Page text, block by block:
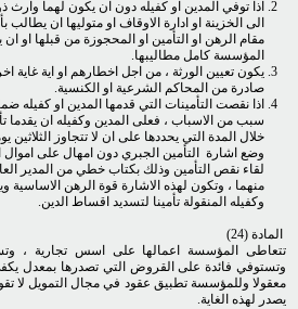
اذا توفي المدين او كفيله دون ان يكون لهما وارث
الى الخزينة او ادارة الاوقاف او متوليها ان
مقام الرهن او التأمين او المحجوزة من قبلها او
المؤسسة كامل مطاليبها.
يكون تعيين الورثة ، من اجل اخطارهم او اية
صادرة من المحاكم الشرعية او الكنسية.
اذا نقصت التأمينات التي قدمها المدين او كفيله
سبب من الاسباب ، فعلى المدين وكفيله ان يقدما
خلال المدة التي يحددها على ان لا تتجاوز
وضع اشارة التأمين الجبري دون امهال على اموال
لقاء نقص التأمين وذلك بكتاب خطي من المدير
منهما ، وتكون لهذه الاشارة قوة الرهن
وكفيله المنقولة تأمينا لتسديد اقساط الدين.
المادة (24)
تتعاطى المؤسسة اعمالها على اسس تجارية ،
وتستوفي فائدة على القروض التي تصدرها بمعدل
معقولا وللمؤسسة تطبيق عقود في مجال التمويل لا
يصدر لهذه الغاية.